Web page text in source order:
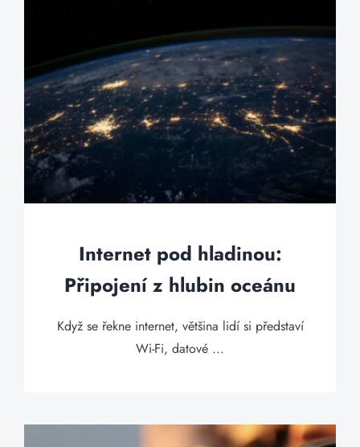
Internet pod hladinou:
Připojení z hlubin oceánu
Když se řekne internet, většina lidí si představí
Wi-Fi, datové ...